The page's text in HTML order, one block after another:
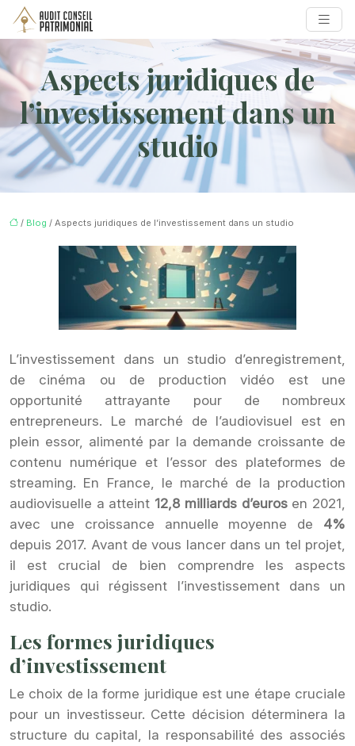
Aspects juridiques de
l’investissement dans un
studio
/ Blog / Aspects juridiques de l’investissement dans un studio
L’investissement dans un studio d’enregistrement,
de cinéma ou de production vidéo est une
opportunité attrayante pour de nombreux
entrepreneurs. Le marché de l’audiovisuel est en
plein essor, alimenté par la demande croissante de
contenu numérique et l’essor des plateformes de
streaming. En France, le marché de la production
audiovisuelle a atteint 12,8 milliards d’euros en 2021,
avec une croissance annuelle moyenne de 4%
depuis 2017. Avant de vous lancer dans un tel projet,
il est crucial de bien comprendre les aspects
juridiques qui régissent l’investissement dans un
studio.
Les formes juridiques
d’investissement
Le choix de la forme juridique est une étape cruciale
pour un investisseur. Cette décision déterminera la
structure du capital, la responsabilité des associés